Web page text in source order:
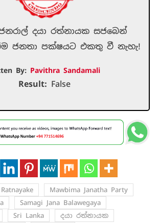
දයා රත්නායක සජබෙන්
ජනතා පක්ෂයට එකතු වී නැහැ!
By: Pavithra Sandamali
Result: False
Mawbima Janatha Party
Samagi Jana Balawegaya
Sri Lanka
දයා රත්නායක